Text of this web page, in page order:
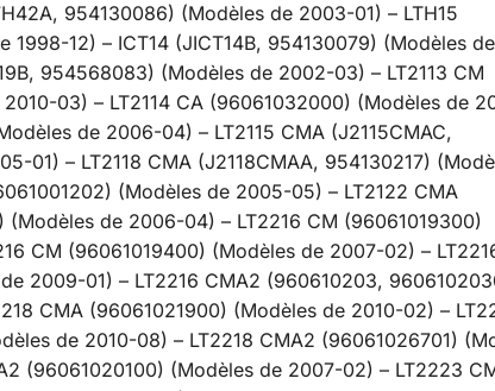
954130086) (Modèles de 2003-01) – LTH15
12) – ICT14 (JICT14B, 954130079) (Modèles de
954568083) (Modèles de 2002-03) – LT2113 CM
03) – LT2114 CA (96061032000) (Modèles de
de 2006-04) – LT2115 CMA (J2115CMAC,
01) – LT2118 CMA (J2118CMAA, 954130217)
(Modèles de 2005-05) – LT2122 CMA
de 2006-04) – LT2216 CM (96061019300)
CM (96061019400) (Modèles de 2007-02) –
2009-01) – LT2216 CMA2 (960610203,
CMA (96061021900) (Modèles de 2010-02) –
de 2010-08) – LT2218 CMA2 (96061026701)
(96061020100) (Modèles de 2007-02) – LT2223